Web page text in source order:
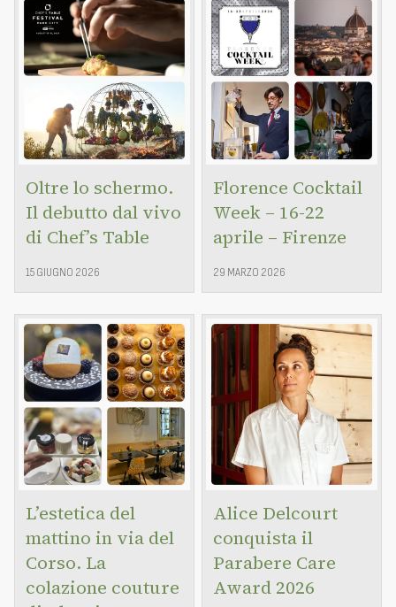
Oltre lo schermo.
Il debutto dal vivo
di Chef’s Table
15 GIUGNO 2026
Florence Cocktail
Week – 16-22
aprile – Firenze
29 MARZO 2026
L’estetica del
mattino in via del
Corso. La
colazione couture
Alice Delcourt
conquista il
Parabere Care
Award 2026